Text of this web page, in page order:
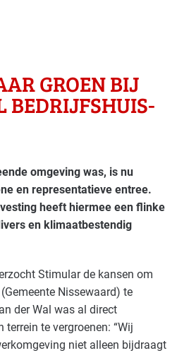
GROEN BIJ
BEDRIJFSHUIS­
omgeving was, is nu
en representatieve entree.
heeft hiermee een flinke
en klimaatbestendig
Stimular de kansen om
Nissewaard) te
der Wal was al direct
te vergroenen: “Wij
niet alleen bijdraagt